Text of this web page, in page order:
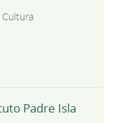
Padre Isla